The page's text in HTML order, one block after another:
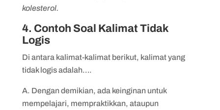
kolesterol.
4. Contoh Soal Kalimat Tidak
Logis
Di antara kalimat-kalimat berikut, kalimat yang
tidak logis adalah….
A. Dengan demikian, ada keinginan untuk
mempelajari, mempraktikkan, ataupun